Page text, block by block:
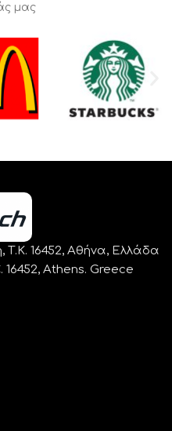
μας
Τ.Κ. 16452, Αθήνα, Ελλάδα
16452, Athens. Greece